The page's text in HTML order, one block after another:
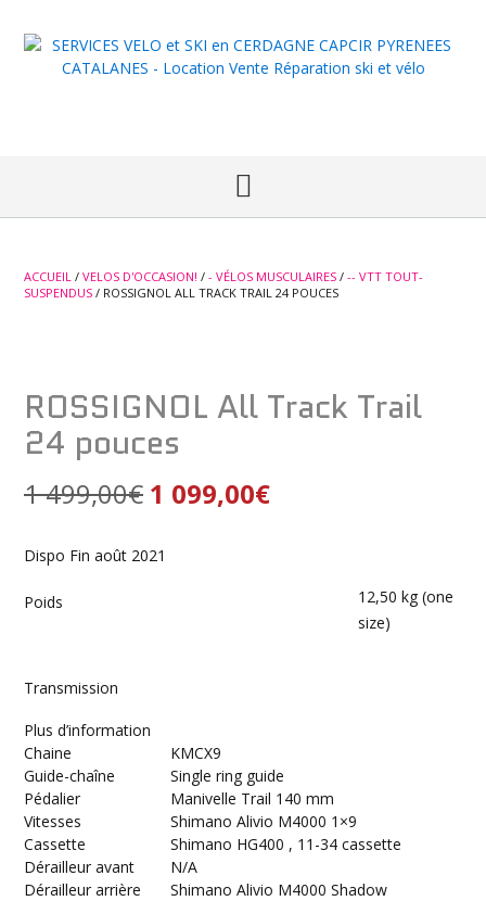
content
ACCUEIL / VELOS D'OCCASION! / - VÉLOS MUSCULAIRES / -- VTT TOUT-
SUSPENDUS / ROSSIGNOL ALL TRACK TRAIL 24 POUCES
ROSSIGNOL All Track Trail
24 pouces
1 499,00€ Le
1 099,00€Le
Dispo Fin août 2021
Poids
12,50 kg (one
size)
Transmission
Plus d’information
Chaine
KMCX9
Guide-chaîne
Single ring guide
Pédalier
Manivelle Trail 140 mm
Vitesses
Shimano Alivio M4000 1×9
Cassette
Shimano HG400 , 11-34 cassette
Dérailleur avant
N/A
Dérailleur arrière
Shimano Alivio M4000 Shadow